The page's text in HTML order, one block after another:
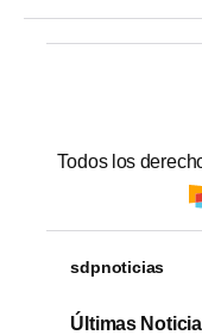
Todos los
sdpnoticias
Últimas